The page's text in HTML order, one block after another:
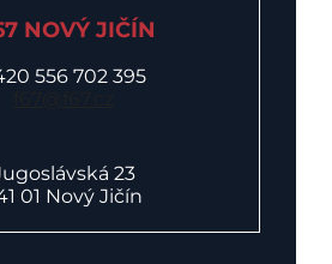
NOVÝ JIČÍN
556 702 395
23
01 Nový Jičín